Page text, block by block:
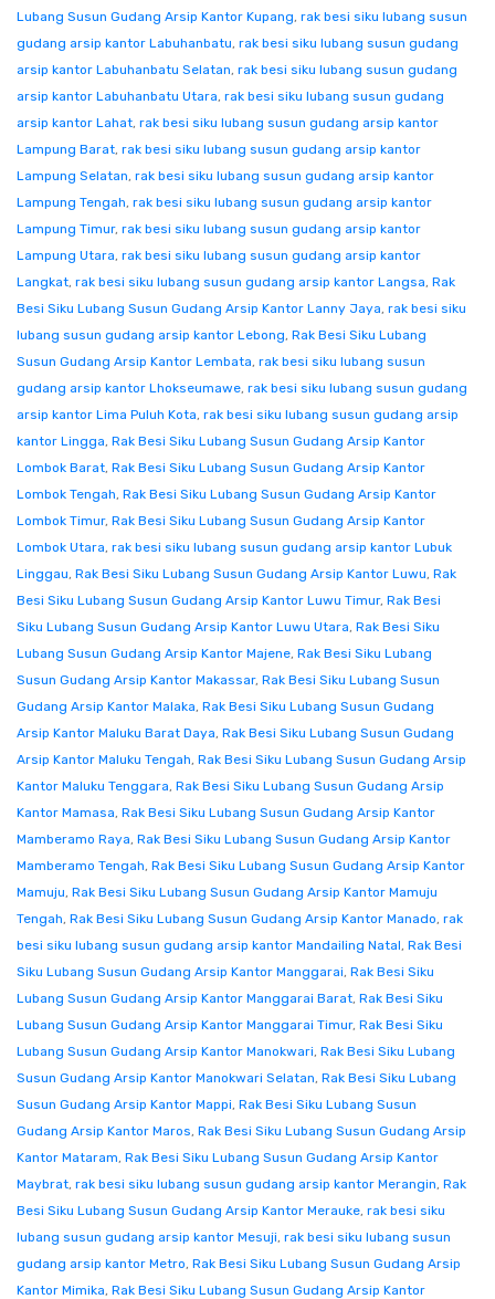
Lubang Susun Gudang Arsip Kantor Kupang, rak besi siku lubang susun
gudang arsip kantor Labuhanbatu, rak besi siku lubang susun gudang
arsip kantor Labuhanbatu Selatan, rak besi siku lubang susun gudang
arsip kantor Labuhanbatu Utara, rak besi siku lubang susun gudang
arsip kantor Lahat, rak besi siku lubang susun gudang arsip kantor
Lampung Barat, rak besi siku lubang susun gudang arsip kantor
Lampung Selatan, rak besi siku lubang susun gudang arsip kantor
Lampung Tengah, rak besi siku lubang susun gudang arsip kantor
Lampung Timur, rak besi siku lubang susun gudang arsip kantor
Lampung Utara, rak besi siku lubang susun gudang arsip kantor
Langkat, rak besi siku lubang susun gudang arsip kantor Langsa, Rak
Besi Siku Lubang Susun Gudang Arsip Kantor Lanny Jaya, rak besi siku
lubang susun gudang arsip kantor Lebong, Rak Besi Siku Lubang
Susun Gudang Arsip Kantor Lembata, rak besi siku lubang susun
gudang arsip kantor Lhokseumawe, rak besi siku lubang susun gudang
arsip kantor Lima Puluh Kota, rak besi siku lubang susun gudang arsip
kantor Lingga, Rak Besi Siku Lubang Susun Gudang Arsip Kantor
Lombok Barat, Rak Besi Siku Lubang Susun Gudang Arsip Kantor
Lombok Tengah, Rak Besi Siku Lubang Susun Gudang Arsip Kantor
Lombok Timur, Rak Besi Siku Lubang Susun Gudang Arsip Kantor
Lombok Utara, rak besi siku lubang susun gudang arsip kantor Lubuk
Linggau, Rak Besi Siku Lubang Susun Gudang Arsip Kantor Luwu, Rak
Besi Siku Lubang Susun Gudang Arsip Kantor Luwu Timur, Rak Besi
Siku Lubang Susun Gudang Arsip Kantor Luwu Utara, Rak Besi Siku
Lubang Susun Gudang Arsip Kantor Majene, Rak Besi Siku Lubang
Susun Gudang Arsip Kantor Makassar, Rak Besi Siku Lubang Susun
Gudang Arsip Kantor Malaka, Rak Besi Siku Lubang Susun Gudang
Arsip Kantor Maluku Barat Daya, Rak Besi Siku Lubang Susun Gudang
Arsip Kantor Maluku Tengah, Rak Besi Siku Lubang Susun Gudang Arsip
Kantor Maluku Tenggara, Rak Besi Siku Lubang Susun Gudang Arsip
Kantor Mamasa, Rak Besi Siku Lubang Susun Gudang Arsip Kantor
Mamberamo Raya, Rak Besi Siku Lubang Susun Gudang Arsip Kantor
Mamberamo Tengah, Rak Besi Siku Lubang Susun Gudang Arsip Kantor
Mamuju, Rak Besi Siku Lubang Susun Gudang Arsip Kantor Mamuju
Tengah, Rak Besi Siku Lubang Susun Gudang Arsip Kantor Manado, rak
besi siku lubang susun gudang arsip kantor Mandailing Natal, Rak Besi
Siku Lubang Susun Gudang Arsip Kantor Manggarai, Rak Besi Siku
Lubang Susun Gudang Arsip Kantor Manggarai Barat, Rak Besi Siku
Lubang Susun Gudang Arsip Kantor Manggarai Timur, Rak Besi Siku
Lubang Susun Gudang Arsip Kantor Manokwari, Rak Besi Siku Lubang
Susun Gudang Arsip Kantor Manokwari Selatan, Rak Besi Siku Lubang
Susun Gudang Arsip Kantor Mappi, Rak Besi Siku Lubang Susun
Gudang Arsip Kantor Maros, Rak Besi Siku Lubang Susun Gudang Arsip
Kantor Mataram, Rak Besi Siku Lubang Susun Gudang Arsip Kantor
Maybrat, rak besi siku lubang susun gudang arsip kantor Merangin, Rak
Besi Siku Lubang Susun Gudang Arsip Kantor Merauke, rak besi siku
lubang susun gudang arsip kantor Mesuji, rak besi siku lubang susun
gudang arsip kantor Metro, Rak Besi Siku Lubang Susun Gudang Arsip
Kantor Mimika, Rak Besi Siku Lubang Susun Gudang Arsip Kantor